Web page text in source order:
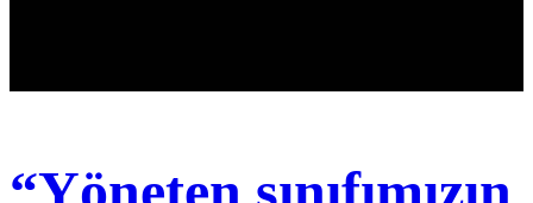
“Yöneten sınıfımızın